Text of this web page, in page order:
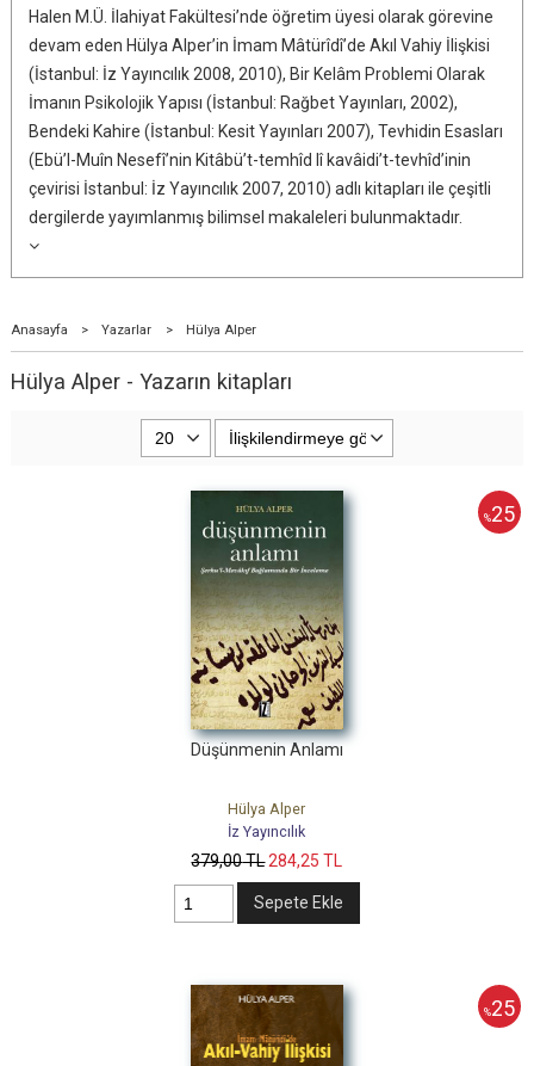
Halen M.Ü. İlahiyat Fakültesi’nde öğretim üyesi olarak görevine
devam eden Hülya Alper’in İmam Mâtürîdî’de Akıl Vahiy İlişkisi
(İstanbul: İz Yayıncılık 2008, 2010), Bir Kelâm Problemi Olarak
İmanın Psikolojik Yapısı (İstanbul: Rağbet Yayınları, 2002),
Bendeki Kahire (İstanbul: Kesit Yayınları 2007), Tevhidin Esasları
(Ebü’l-Muîn Nesefî’nin Kitâbü’t-temhîd lî kavâidi’t-tevhîd’inin
çevirisi İstanbul: İz Yayıncılık 2007, 2010) adlı kitapları ile çeşitli
dergilerde yayımlanmış bilimsel makaleleri bulunmaktadır.
Anasayfa > Yazarlar > Hülya Alper
Hülya Alper - Yazarın kitapları
%25
Düşünmenin Anlamı
Hülya Alper
İz Yayıncılık
379,00TL284,25 TL
Sepete Ekle
%25